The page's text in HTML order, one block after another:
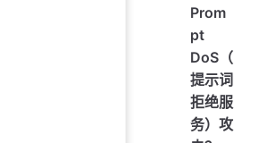
Prom
pt
DoS（
提示词
拒绝服
务）攻